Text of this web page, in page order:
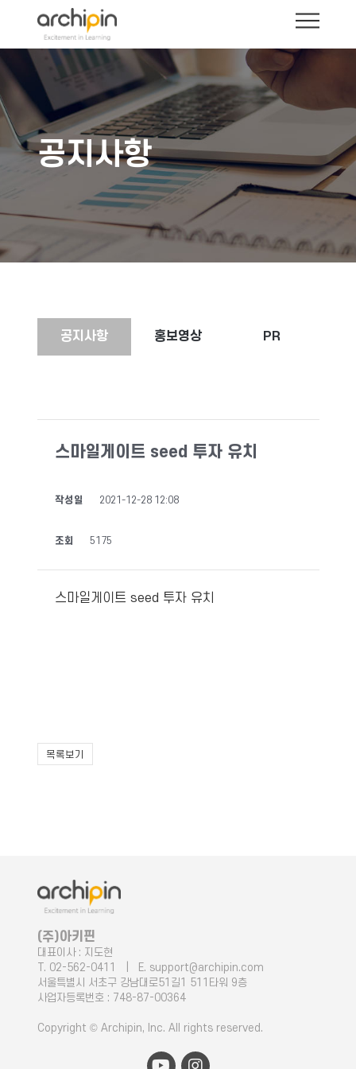
공지사항
공지사항 홍보영상 PR
스마일게이트 seed 투자 유치
작성일 2021-12-28 12:08
조회 5175
스마일게이트 seed 투자 유치
목록보기
(주)아키핀
대표이사 : 지도현
T. 02-562-0411 | E. support@archipin.com
서울특별시 서초구 강남대로51길1 511타워 9층
사업자등록번호 : 748-87-00364
Copyright © Archipin, Inc. All rights reserved.